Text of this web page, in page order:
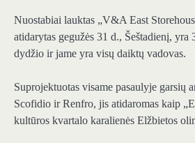
Nuostabiai lauktas „V&A East
atidarytas gegužės 31 d., Šeštadienį, yra
dydžio ir jame yra visų daiktų vadovas.
Suprojektuotas visame pasaulyje garsių
Scofidio ir Renfro, jis atidaromas kaip
kultūros kvartalo karalienės Elžbietos